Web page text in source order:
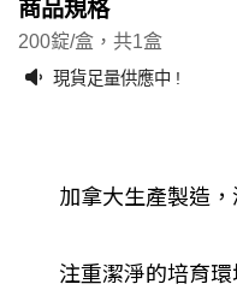
商品規格
200錠/盒，共1盒
現貨足量供應中 !
加拿大生產製造
注重潔淨的培育